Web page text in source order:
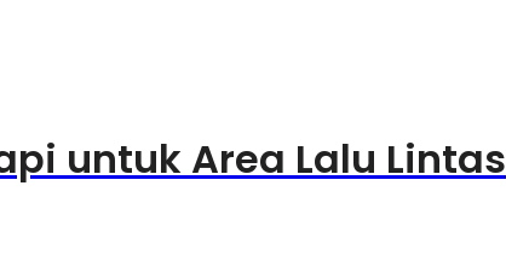
untuk Area Lalu Lintas